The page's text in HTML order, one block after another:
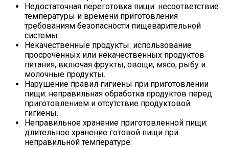
Недостаточная переготовка пищи: несоответствие
температуры и времени приготовления
требованиям безопасности пищеварительной
системы.
Некачественные продукты: использование
просроченных или некачественных продуктов
питания, включая фрукты, овощи, мясо, рыбу и
молочные продукты.
Нарушение правил гигиены при приготовлении
пищи: неправильная обработка продуктов перед
приготовлением и отсутствие продуктовой
гигиены.
Неправильное хранение приготовленной пищи:
длительное хранение готовой пищи при
неправильной температуре.